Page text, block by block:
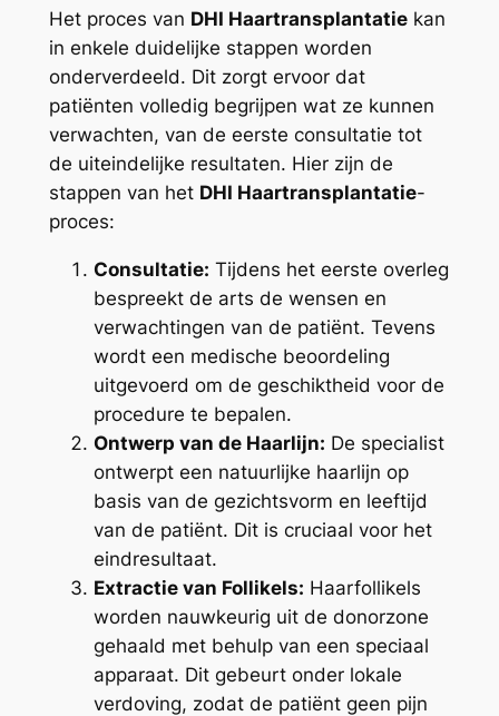
Het proces van DHI Haartransplantatiekan
in enkele duidelijke stappen worden
onderverdeeld. Dit zorgt ervoor dat
patiënten volledig begrijpen wat ze kunnen
verwachten, van de eerste consultatie tot
de uiteindelijke resultaten. Hier zijn de
stappen van het DHI Haartransplantatie-
proces:
Consultatie: Tijdens het eerste overleg
bespreekt de arts de wensen en
verwachtingen van de patiënt. Tevens
wordt een medische beoordeling
uitgevoerd om de geschiktheid voor de
procedure te bepalen.
Ontwerp van de Haarlijn: De specialist
ontwerpt een natuurlijke haarlijn op
basis van de gezichtsvorm en leeftijd
van de patiënt. Dit is cruciaal voor het
eindresultaat.
Extractie van Follikels: Haarfollikels
worden nauwkeurig uit de donorzone
gehaald met behulp van een speciaal
apparaat. Dit gebeurt onder lokale
verdoving, zodat de patiënt geen pijn